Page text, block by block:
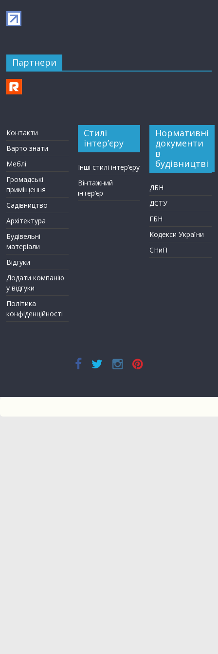
Партнери
Контакти
Варто знати
Меблі
Громадські
приміщення
Садівництво
Архітектура
Будівельні
матеріали
Відгуки
Додати компанію
у відгуки
Політика
конфіденційності
Стилі
інтер’єру
Інші стилі інтер’єру
Вінтажний
інтер’єр
Нормативні
документи
в
будівництві
ДБН
ДСТУ
ГБН
Кодекси України
СНиП